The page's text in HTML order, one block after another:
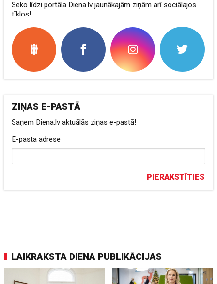
Seko līdzi portāla Diena.lv jaunākajām ziņām arī sociālajos
tīklos!
ZIŅAS E-PASTĀ
Saņem Diena.lv aktuālās ziņas e-pastā!
E-pasta adrese
PIERAKSTĪTIES
LAIKRAKSTA DIENA PUBLIKĀCIJAS